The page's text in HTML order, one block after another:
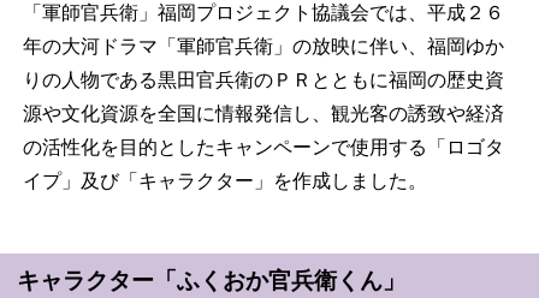
「軍師官兵衛」福岡プロジェクト協議会では、平成２６
年の大河ドラマ「軍師官兵衛」の放映に伴い、福岡ゆか
りの人物である黒田官兵衛のＰＲとともに福岡の歴史資
源や文化資源を全国に情報発信し、観光客の誘致や経済
の活性化を目的としたキャンペーンで使用する「ロゴタ
イプ」及び「キャラクター」を作成しました。
キャラクター「ふくおか官兵衛くん」